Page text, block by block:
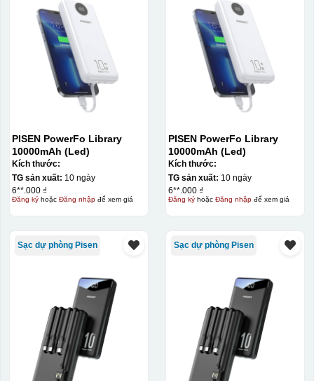
PISEN PowerFo Library
10000mAh (Led)
Kích thước:
TG sản xuất: 10 ngày
6**.000 ₫
Đăng kýhoặc Đăng nhậpđể xem giá
PISEN PowerFo Library
10000mAh (Led)
Kích thước:
TG sản xuất: 10 ngày
6**.000 ₫
Đăng kýhoặc Đăng nhậpđể xem giá
Sạc dự phòng Pisen Sạc dự phòng Pisen